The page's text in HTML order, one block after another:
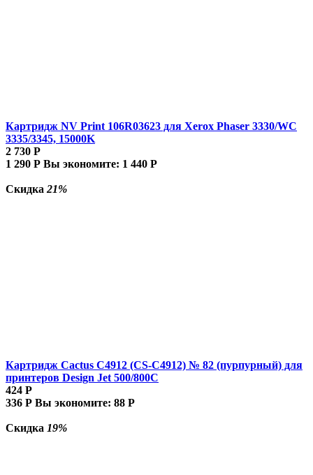
Картридж NV Print 106R03623 для Xerox Phaser 3330/WC
3335/3345, 15000K
2 730 Р
1 290 Р Вы экономите: 1 440 Р
Скидка 21%
Картридж Cactus C4912 (CS-C4912) № 82 (пурпурный) для
принтеров Design Jet 500/800C
424 Р
336 Р Вы экономите: 88 Р
Скидка 19%